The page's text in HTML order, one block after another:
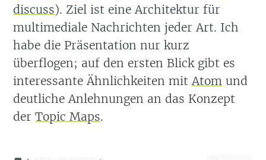
discuss). Ziel ist eine Architektur für
multimediale Nachrichten jeder Art. Ich
habe die Präsentation nur kurz
überflogen; auf den ersten Blick gibt es
interessante Ähnlichkeiten mitAtom und
deutliche Anlehnungen an das Konzept
derTopic Maps.